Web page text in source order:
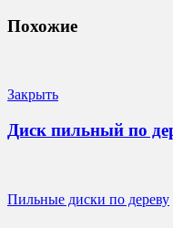
Похожие
Закрыть
Диск пильный по
Пильные диски по дереву